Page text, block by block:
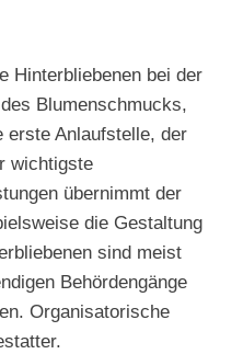
Hinterbliebenen bei der
Blumenschmucks,
erste Anlaufstelle, der
wichtigste
übernimmt der
die Gestaltung
sind meist
Behördengänge
Organisatorische